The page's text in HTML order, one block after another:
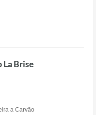
La Brise
a Carvão